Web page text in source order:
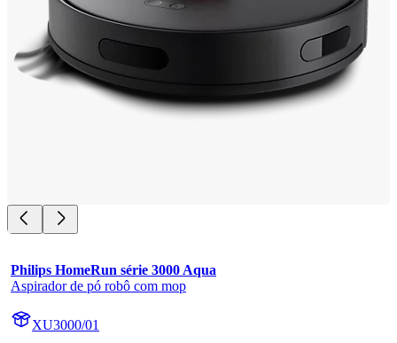
Philips HomeRun série 3000 Aqua
Aspirador de pó robô com mop
XU3000/01